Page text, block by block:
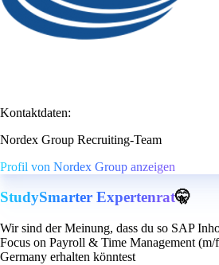
Kontaktdaten:
Nordex Group Recruiting-Team
Profil von Nordex Group anzeigen
StudySmarter Expertenrat🤫
Wir sind der Meinung, dass du so SAP
Focus on Payroll & Time Management
Germany erhalten könntest